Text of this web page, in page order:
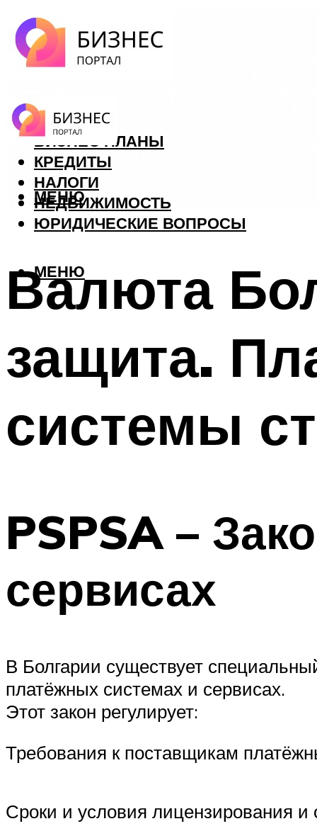
ФОРЕКС
БИЗНЕС ПЛАНЫ
КРЕДИТЫ
НАЛОГИ
НЕДВИЖИМОСТЬ
ЮРИДИЧЕСКИЕ ВОПРОСЫ
МЕНЮ
МЕНЮ
Валюта
защита.
системы
PSPSA –
сервисах
В Болгарии существует
платёжных системах и сервисах.
Этот закон регулирует:
Требования к поставщикам
Сроки и условия лицензирования